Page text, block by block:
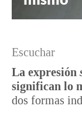
Escuchar
La expresión
significan lo
dos formas